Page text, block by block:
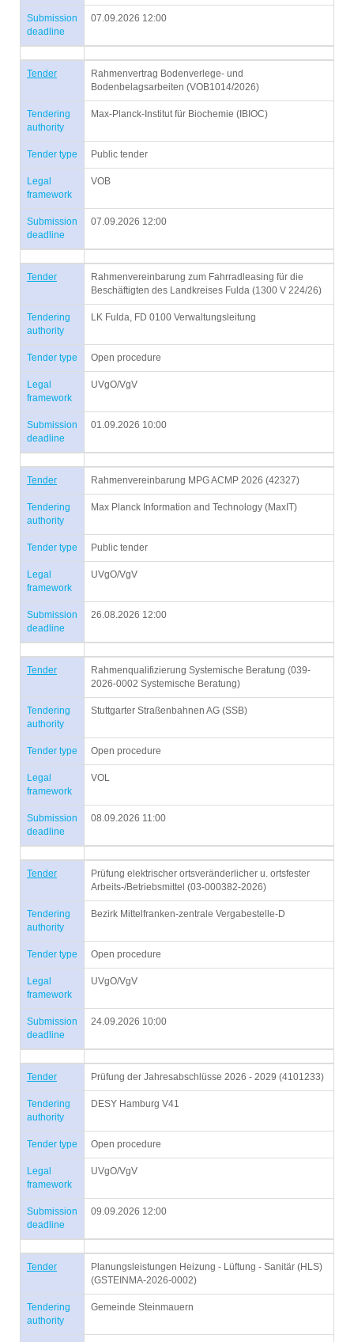
Submission
deadline
07.09.2026 12:00
Tender
Rahmenvertrag Bodenverlege- und
Bodenbelagsarbeiten (VOB1014/2026)
Tendering
authority
Max-Planck-Institut für Biochemie (IBIOC)
Tender type Public tender
Legal
framework
VOB
Submission
deadline
07.09.2026 12:00
Tender
Rahmenvereinbarung zum Fahrradleasing für die
Beschäftigten des Landkreises Fulda (1300 V 224/26)
Tendering
authority
LK Fulda, FD 0100 Verwaltungsleitung
Tender type Open procedure
Legal
framework
UVgO/VgV
Submission
deadline
01.09.2026 10:00
Tender Rahmenvereinbarung MPG ACMP 2026 (42327)
Tendering
authority
Max Planck Information and Technology (MaxIT)
Tender type Public tender
Legal
framework
UVgO/VgV
Submission
deadline
26.08.2026 12:00
Tender
Rahmenqualifizierung Systemische Beratung (039-
2026-0002 Systemische Beratung)
Tendering
authority
Stuttgarter Straßenbahnen AG (SSB)
Tender type Open procedure
Legal
framework
VOL
Submission
deadline
08.09.2026 11:00
Tender
Prüfung elektrischer ortsveränderlicher u. ortsfester
Arbeits-/Betriebsmittel (03-000382-2026)
Tendering
authority
Bezirk Mittelfranken-zentrale Vergabestelle-D
Tender type Open procedure
Legal
framework
UVgO/VgV
Submission
deadline
24.09.2026 10:00
Tender Prüfung der Jahresabschlüsse 2026 - 2029 (4101233)
Tendering
authority
DESY Hamburg V41
Tender type Open procedure
Legal
framework
UVgO/VgV
Submission
deadline
09.09.2026 12:00
Tender
Planungsleistungen Heizung - Lüftung - Sanitär (HLS)
(GSTEINMA-2026-0002)
Tendering
authority
Gemeinde Steinmauern